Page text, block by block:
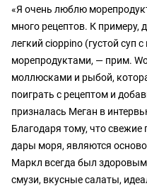
«Я очень люблю
много рецептов. К примеру,
легкий cioppino (густой суп
морепродуктами, — прим.
моллюсками и рыбой,
поиграть с рецептом и
призналась Меган в
Благодаря тому, что
дары моря, являются
Маркл всегда был
смузи, вкусные салаты,